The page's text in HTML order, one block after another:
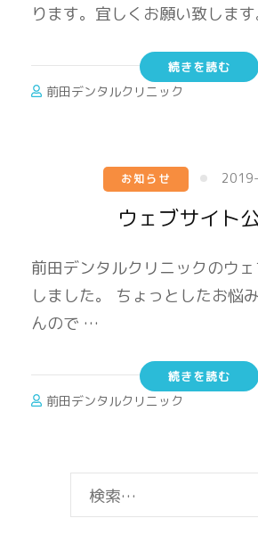
ります。宜しくお願い致します
続きを読む
前田デンタルクリニック
お知らせ
ウェブサイト
前田デンタルクリニックのウ
しました。 ちょっとしたお悩
んので …
続きを読む
前田デンタルクリニック
検
索: